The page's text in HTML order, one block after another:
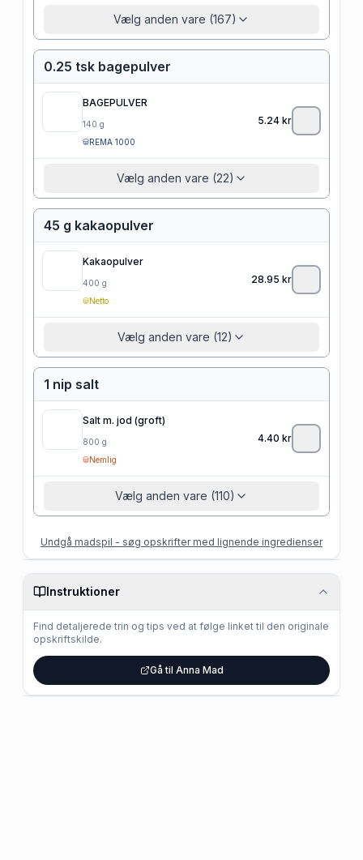
Vælg anden vare (167)
0.25 tsk bagepulver
BAGEPULVER
140 g
REMA 1000
5.24 kr
Vælg anden vare (22)
45 g kakaopulver
Kakaopulver
400 g
Netto
28.95 kr
Vælg anden vare (12)
1 nip salt
Salt m. jod (groft)
800 g
Nemlig
4.40 kr
Vælg anden vare (110)
Undgå madspil - søg opskrifter med lignende ingredienser
Instruktioner
Find detaljerede trin og tips ved at følge linket til den originale
opskriftskilde.
Gå til Anna Mad